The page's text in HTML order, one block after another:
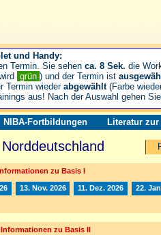
NIBA-Fortbildungen Literatur zur
zu Basis I
13. Nov. 2026 11. Dez. 2026 22.
Informationen zu Basis II
und Handy:
Termin. Sie sehen ca. 8 Sek. die
grün ) und der Termin ist
Termin wieder abgewählt(Farbe
aus! Nach der Auswahl gehen